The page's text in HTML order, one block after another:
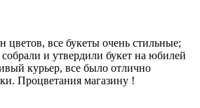
цветов, все букеты очень стильные;
собрали и утвердили букет на юбилей
курьер, все было отлично
Процветания магазину !